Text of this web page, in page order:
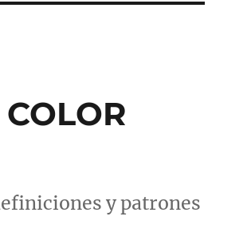
y patrones